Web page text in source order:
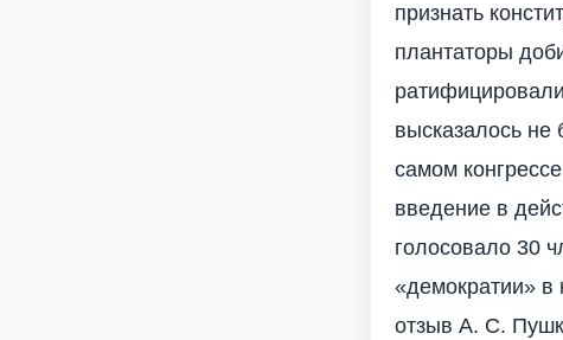
признать
плантаторы
высказалось
самом
введение в
голосовало 30
«демократии» в
отзыв А. С.